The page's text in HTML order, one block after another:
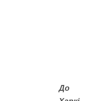
До